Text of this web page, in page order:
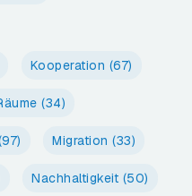
Kooperation (67)
(34)
Migration (33)
Nachhaltigkeit (50)